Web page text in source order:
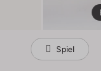
Spiel